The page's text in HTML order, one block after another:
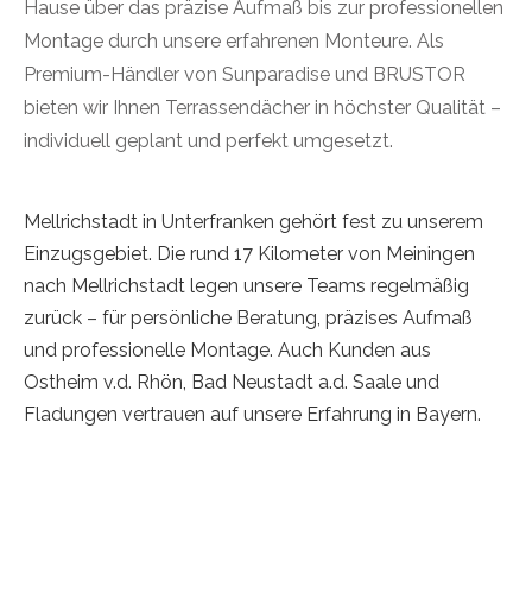
Hause über das präzise Aufmaß bis zur professionellen
Montage durch unsere erfahrenen Monteure. Als
Premium-Händler von Sunparadise und BRUSTOR
bieten wir Ihnen Terrassendächer in höchster Qualität –
individuell geplant und perfekt umgesetzt.
Mellrichstadt in Unterfranken gehört fest zu unserem
Einzugsgebiet. Die rund 17 Kilometer von Meiningen
nach Mellrichstadt legen unsere Teams regelmäßig
zurück – für persönliche Beratung, präzises Aufmaß
und professionelle Montage. Auch Kunden aus
Ostheim v.d. Rhön, Bad Neustadt a.d. Saale und
Fladungen vertrauen auf unsere Erfahrung in Bayern.